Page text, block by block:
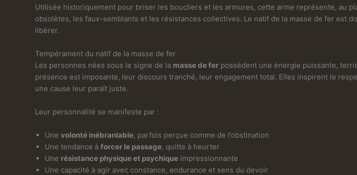
Utilisée historiquement pour briser les boucliers et les armures, cette arme représente, au
obsolètes, les faux-semblants et les résistances collectives. Le natif de la masse de fer est
libérer.
Tempérament du natif de la masse de fer
Les personnes nées sous le signe de la masse de fer possèdent une énergie puissante,
présence est imposante, leur discours tranché, leur engagement total. Elles inspirent le
une cause leur paraît juste.
Leur personnalité se manifeste par :
Une volonté inébranlable, parfois perçue comme de l’obstination
Une tendance à forcer le passage, quitte à heurter
Une résistance physique et psychique impressionnante
Une capacité à agir avec constance, endurance et sens du devoir